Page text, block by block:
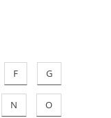
F G
N O